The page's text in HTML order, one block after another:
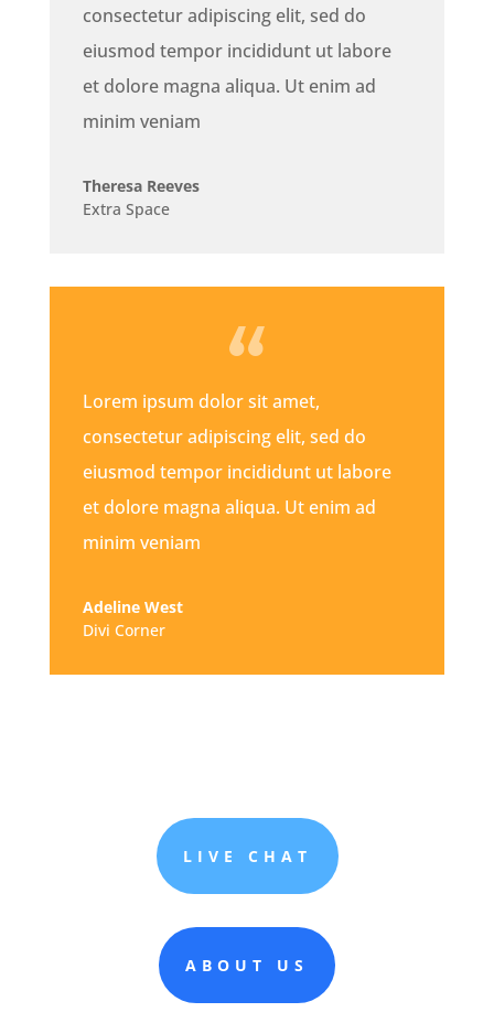
consectetur adipiscing elit, sed do
eiusmod tempor incididunt ut labore
et dolore magna aliqua. Ut enim ad
minim veniam
Theresa Reeves
Extra Space
Lorem ipsum dolor sit amet,
consectetur adipiscing elit, sed do
eiusmod tempor incididunt ut labore
et dolore magna aliqua. Ut enim ad
minim veniam
Adeline West
Divi Corner
LIVE CHAT
ABOUT US